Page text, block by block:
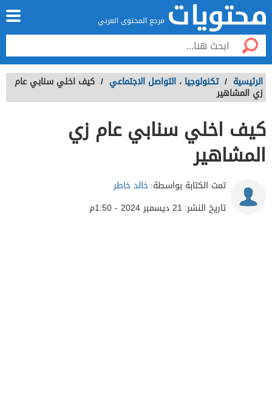
مرجع المحتوى العربي
الرئيسية / تكنولوجيا ، التواصل الاجتماعي / كيف اخلي سنابي عام
زي المشاهير
كيف اخلي سنابي عام زي
المشاهير
تمت الكتابة بواسطة:خالد خاطر
تاريخ النشر: 21 ديسمبر 2024 - 1:50م